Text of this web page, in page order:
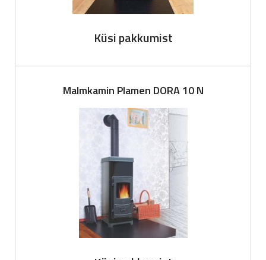
Küsi pakkumist
Malmkamin Plamen DORA 10 N